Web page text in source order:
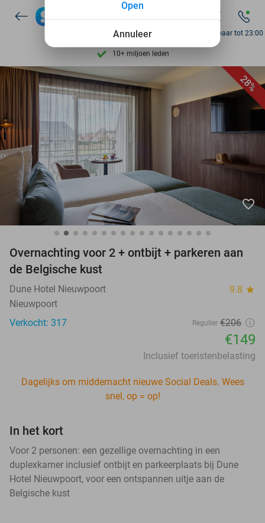
7 dagen per week beschikbaar
10+ miljoen leden
9,4 op basis van
7 dagen per week beschikbaar
10+ miljoen leden
Bereikbaar tot 23:00
28%
favorite_border
Overnachting voor 2 + ontbijt + parkeren aan
de Belgische kust
Dune Hotel Nieuwpoort 9.8 star
Nieuwpoort
Verkocht: 317
Regulier €206
€149
Inclusief toeristenbelasting
Dagelijks om middernacht nieuwe Social Deals. Wees
snel, op = op!
In het kort
Voor 2 personen: een gezellige overnachting in een
duplexkamer inclusief ontbijt en parkeerplaats bij Dune
Hotel Nieuwpoort, voor een ontspannen uitje aan de
Belgische kust
Annuleer
Open